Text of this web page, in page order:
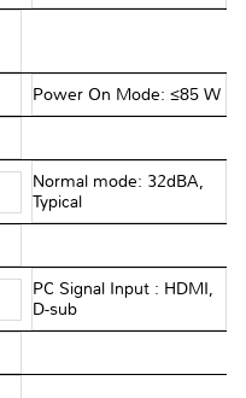
Power On Mode: ≤85 W
Normal mode: 32dBA,
Typical
PC Signal Input : HDMI,
D-sub